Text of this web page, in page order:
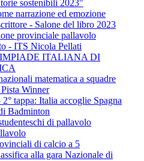
sostenibili 2023"
narrazione ed emozione
- Salone del libro 2023
provinciale pallavolo
- ITS Nicola Pellati
ITALIANA DI
matematica a squadre
Winner
tappa: Italia accoglie Spagna
Badminton
di pallavolo
di calcio a 5
alla gara Nazionale di